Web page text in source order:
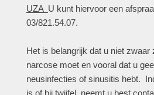
UZA U kunt hiervoor een
03/821.54.07.
Het is belangrijk dat u niet zwaar
narcose moet en vooral dat u
neusinfecties of sinusitis hebt.
is of bij twijfel, neemt u best